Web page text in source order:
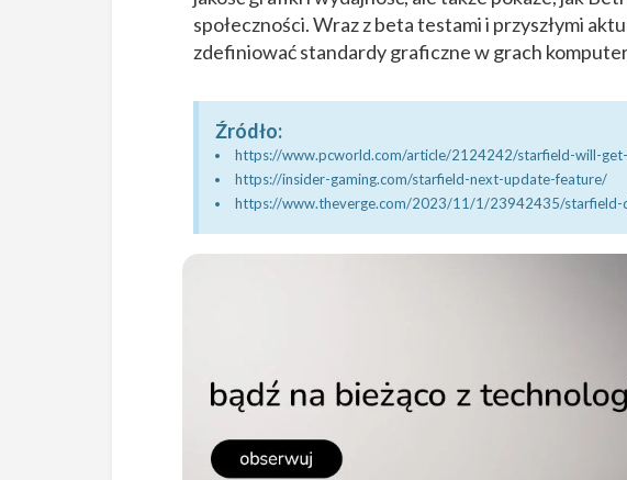
społeczności. Wraz z beta testami i przyszłymi
zdefiniować standardy graficzne w grach
Źródło:
https://www.pcworld.com/article/2124242/starfield-will-
https://insider-gaming.com/starfield-next-update-feature/
https://www.theverge.com/2023/11/1/23942435/starfield-